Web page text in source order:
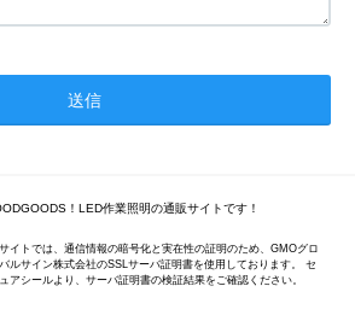
！LED作業照明の通販サイトです！
イトでは、通信情報の暗号化と実在性の証明のため、GMOグロ
ルサイン株式会社のSSLサーバ証明書を使用しております。 セ
アシールより、サーバ証明書の検証結果をご確認ください。